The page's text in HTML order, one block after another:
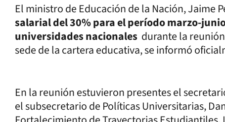
El ministro de Educación de la Nación, Jaime
salarial del 30% para el período marzo-
universidades nacionales durante la
sede de la cartera educativa, se informó
En la reunión estuvieron presentes el
el subsecretario de Políticas Universitarias,